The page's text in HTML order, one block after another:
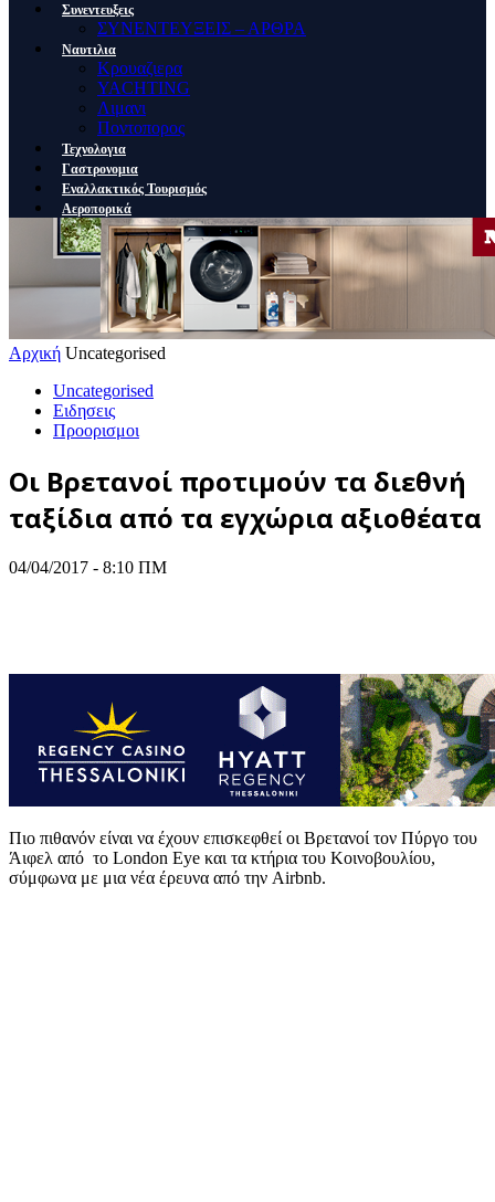
Συνεντευξεις
ΣΥΝΕΝΤΕΥΞΕΙΣ – ΑΡΘΡΑ
Ναυτιλια
Κρουαζιερα
YACHTING
Λιμανι
Ποντοπορος
Τεχνολογια
Γαστρονομια
Εναλλακτικός Τουρισμός
Αεροπορικά
Αρχική Uncategorised
Uncategorised
Ειδησεις
Προορισμοι
Οι Βρετανοί προτιμούν τα διεθνή
ταξίδια από τα εγχώρια αξιοθέατα
04/04/2017 - 8:10 ΠΜ
Πιο πιθανόν είναι να έχουν επισκεφθεί οι Βρετανοί τον Πύργο του
Άιφελ από το London Eye και τα κτήρια του Κοινοβουλίου,
σύμφωνα με μια νέα έρευνα από την Airbnb.